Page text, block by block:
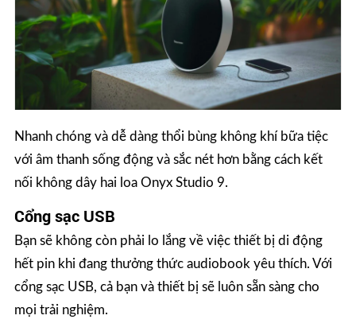
Nhanh chóng và dễ dàng thổi bùng không khí bữa tiệc
với âm thanh sống động và sắc nét hơn bằng cách kết
nối không dây hai loa Onyx Studio 9.
Cổng sạc USB
Bạn sẽ không còn phải lo lắng về việc thiết bị di động
hết pin khi đang thưởng thức audiobook yêu thích. Với
cổng sạc USB, cả bạn và thiết bị sẽ luôn sẵn sàng cho
mọi trải nghiệm.